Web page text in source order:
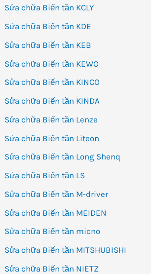
Sửa chữa Biến tần KCLY
Sửa chữa Biến tần KDE
Sửa chữa Biến tần KEB
Sửa chữa Biến tần KEWO
Sửa chữa Biến tần KINCO
Sửa chữa Biến tần KINDA
Sửa chữa Biến tần Lenze
Sửa chữa Biến tần Liteon
Sửa chữa Biến tần Long Shenq
Sửa chữa Biến tần LS
Sửa chữa Biến tần M-driver
Sửa chữa Biến tần MEIDEN
Sửa chữa Biến tần micno
Sửa chữa Biến tần MITSHUBISHI
Sửa chữa Biến tần NIETZ